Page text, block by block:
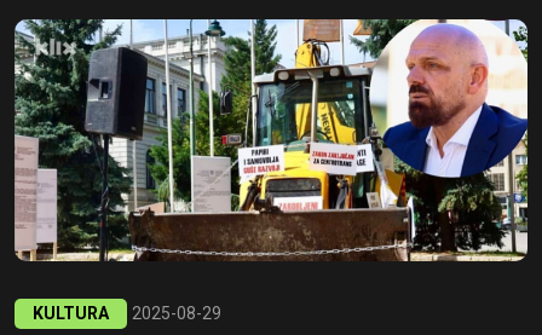
KULTURA 2025-08-29